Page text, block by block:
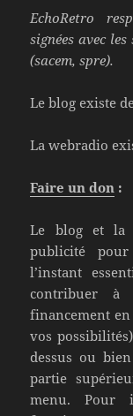
EchoRetro
signéesavec les
(sacem, spre).
Le blog existe
La webradio
Faire un don :
Le blog et la
publicité
l’instant
contribuer à
financement
vos
dessus ou
partie
menu. Pour